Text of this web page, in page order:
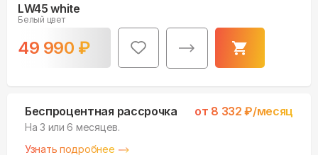
LW45 white
Белый цвет
49 990 ₽
Беспроцентная рассрочка от 8 332 ₽/месяц
На 3 или 6 месяцев.
Узнать подробнее